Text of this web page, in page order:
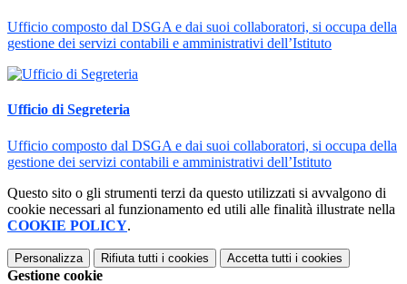
Ufficio composto dal DSGA e dai suoi collaboratori, si occupa della
gestione dei servizi contabili e amministrativi dell’Istituto
Ufficio di Segreteria
Ufficio composto dal DSGA e dai suoi collaboratori, si occupa della
gestione dei servizi contabili e amministrativi dell’Istituto
Questo sito o gli strumenti terzi da questo utilizzati si avvalgono di
cookie necessari al funzionamento ed utili alle finalità illustrate nella
COOKIE POLICY.
Personalizza Rifiuta tutti i cookies Accetta tutti i cookies
Gestione cookie